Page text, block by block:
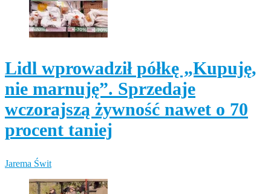
Lidl wprowadził półkę „Kupuję,
nie marnuję”. Sprzedaje
wczorajszą żywność nawet o 70
procent taniej
Jarema Świt